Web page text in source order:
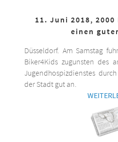
11. Juni 2018,
einen
Düsseldorf. Am Samstag
Biker4Kids zugunsten des
Jugendhospizdienstes
der Stadt gut an.